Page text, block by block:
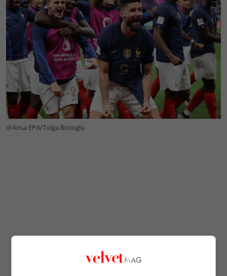
@Ansa EPA/Tolga Bozoglu